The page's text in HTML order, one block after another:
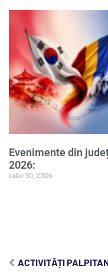
Evenimente din
2026:
iulie 30, 2026